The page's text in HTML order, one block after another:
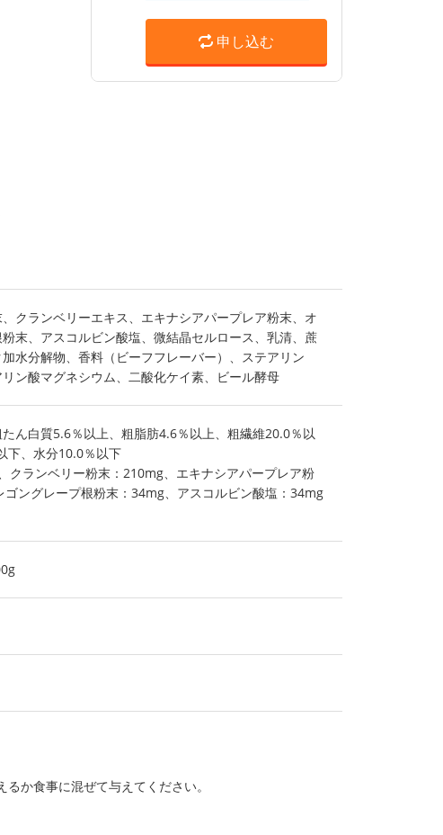
申し込む
クランベリーエキス、エキナシアパープレア粉末、オ
末、アスコルビン酸塩、微結晶セルロース、乳清、蔗
水分解物、香料（ビーフフレーバー）、ステアリン
ン酸マグネシウム、二酸化ケイ素、ビール酵母
たん白質5.6％以上、粗脂肪4.6％以上、粗繊維20.0％以
下、水分10.0％以下
クランベリー粉末：210mg、エキナシアパープレア粉
ングレープ根粉末：34mg、アスコルビン酸塩：34mg
か食事に混ぜて与えてください。